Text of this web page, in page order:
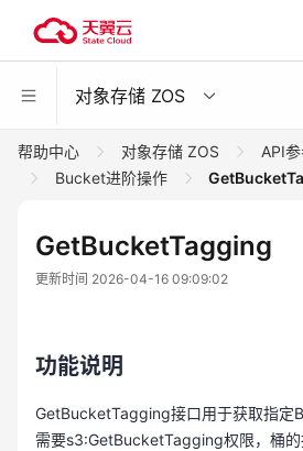
对象存储 ZOS
帮助中心 对象存储 ZOS API
Bucket进阶操作
GetBucketTagging
更新时间 2026-04-16 09:09:02
功能说明
GetBucketTagging接口用于获取指定
需要s3:GetBucketTagging权限，桶